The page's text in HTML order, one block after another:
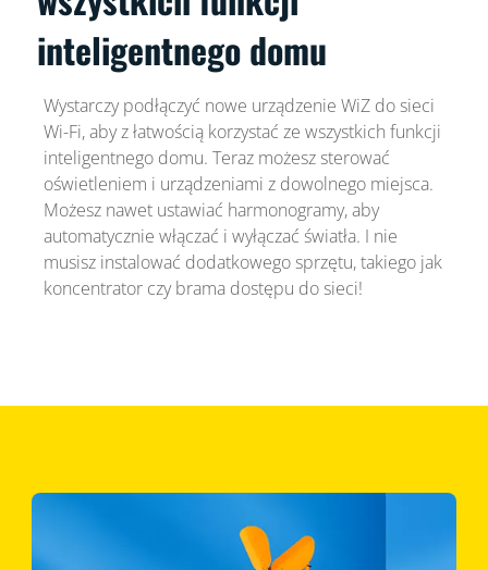
inteligentnego domu
Wystarczy podłączyć nowe urządzenie WiZ do sieci
Wi-Fi, aby z łatwością korzystać ze wszystkich funkcji
inteligentnego domu. Teraz możesz sterować
oświetleniem i urządzeniami z dowolnego miejsca.
Możesz nawet ustawiać harmonogramy, aby
automatycznie włączać i wyłączać światła. I nie
musisz instalować dodatkowego sprzętu, takiego jak
koncentrator czy brama dostępu do sieci!